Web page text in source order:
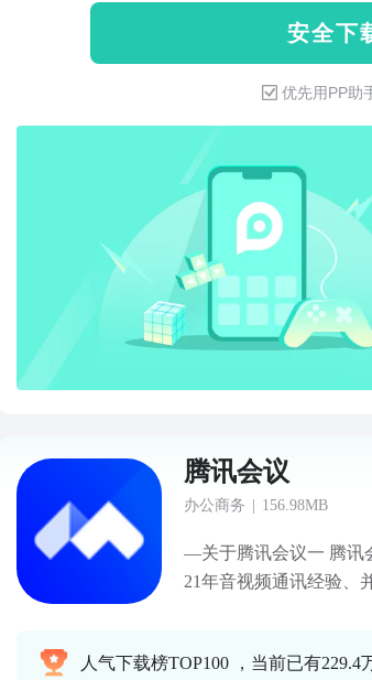
查看企业目标，根据目
标地图，全局查看目标
度管理，快速一览目标
点工作安排 3、关联目
在目标地图轻松了解目
达成的信心指数时，标
挑战性 5、多角色权限
角色：公司老板/部门领
管理权限 二、项目管理：里程碑、甘特图、看板、风险预
警、任务分解、项目审
作统计、复制项目、项目标签等功能 1
分工作任务，管控时间
提前预知风险 2、甘特
自动预警 5、复制项目
项目审批：立项、结项
协作者：邀请公司外部
生成图表统计，快速了
理：日周月季年计划表
安 全 下
优先用PP助
腾讯会议
办公商务 156.98MB
—关于腾讯会议一 腾讯
21年音视频通讯经验、
屏幕共享等功能一应俱
人气下载榜TOP100 ，当前已有229.4